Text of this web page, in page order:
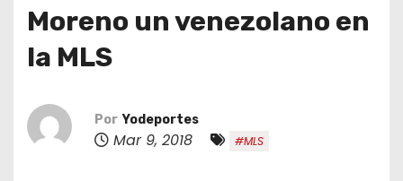
Moreno un venezolano en
la MLS
Por Yodeportes
Mar 9, 2018 #MLS